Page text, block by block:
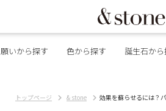
願いから探す 色から探す 誕生石か
トップページ & stone 効果を蘇らせるには？